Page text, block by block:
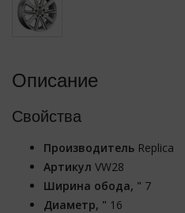
Описание
Свойства
Производитель Replica
Артикул VW28
Ширина обода, " 7
Диаметр, " 16